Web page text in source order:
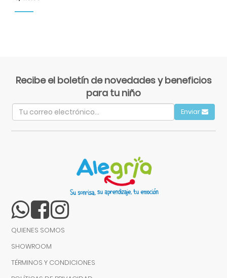
Recibe el boletín de novedades y beneficios
para tu niño
Enviar
QUIENES SOMOS
SHOWROOM
TÉRMINOS Y CONDICIONES